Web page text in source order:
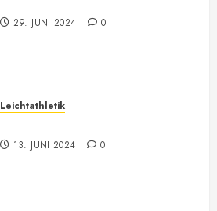
29. JUNI 2024 0
Leichtathletik
13. JUNI 2024 0